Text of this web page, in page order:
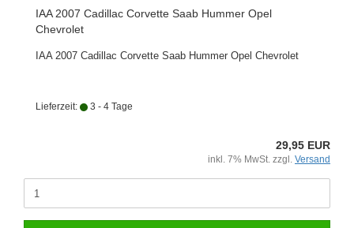
IAA 2007 Cadillac Corvette Saab Hummer Opel
Chevrolet
IAA 2007 Cadillac Corvette Saab Hummer Opel Chevrolet
Lieferzeit: 3 - 4 Tage
29,95 EUR
inkl. 7% MwSt. zzgl. Versand